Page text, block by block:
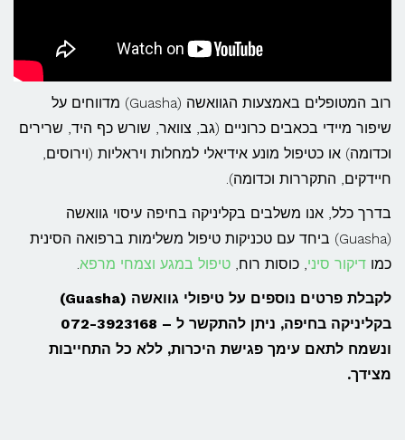
רוב המטופלים באמצעות הגוואשה (Guasha) מדווחים על
שיפור מיידי בכאבים כרוניים (גב, צוואר, שורש כף היד, שרירים
וכדומה) או כטיפול מונע אידיאלי למחלות ויראליות (וירוסים,
חיידקים, התקררות וכדומה).
בדרך כלל, אנו משלבים בקליניקה בחיפה עיסוי גוואשה
(Guasha) ביחד עם טכניקות טיפול משלימות ברפואה הסינית
כמו דיקור סיני, כוסות רוח, טיפול במגע וצמחי מרפא.
לקבלת פרטים נוספים על טיפולי גוואשה (Guasha)
בקליניקה בחיפה, ניתן להתקשר ל – 072-3923168
ונשמח לתאם עימך פגישת היכרות, ללא כל התחייבות
מצידך.